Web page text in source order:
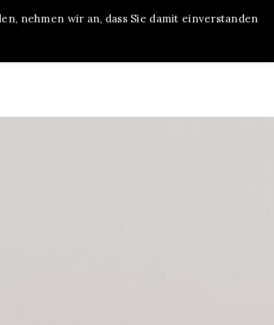
nehmen wir an, dass Sie damit einverstanden